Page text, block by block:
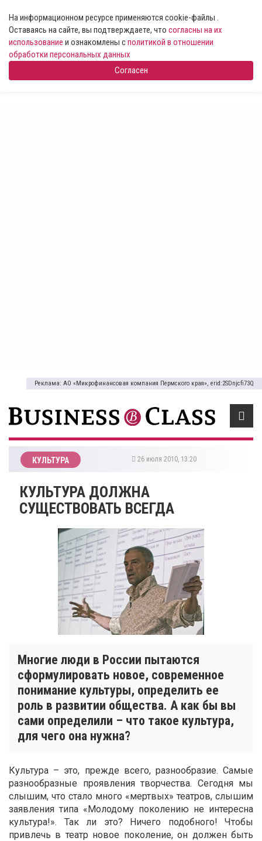
На информационном ресурсе применяются cookie-файлы .
Оставаясь на сайте, вы подтверждаете, что согласны на их
использование и ознакомлены сполитикой в отношении
обработки персональных данных
Согласен
Реклама: АО «Микрофинансовая компания Пермского края», erid:2SDnjcfi73Q
КУЛЬТУРА 26 июля 2010, 13:20
КУЛЬТУРА ДОЛЖНА
СУЩЕСТВОВАТЬ ВСЕГДА
Многие люди в России пытаются
сформулировать новое, современное
понимание культуры, определить ее
роль в развитии общества. А как бы вы
сами определили – что такое культура,
для чего она нужна?
Культура – это, прежде всего, разнообразие. Самые
разнообразные проявления творчества. Сегодня мы
слышим, что стало много «мертвых» театров, слышим
заявления типа «Молодому поколению не интересна
культура!». Так ли это? Ничего подобного! Чтобы
привлечь в театр новое поколение, он должен быть